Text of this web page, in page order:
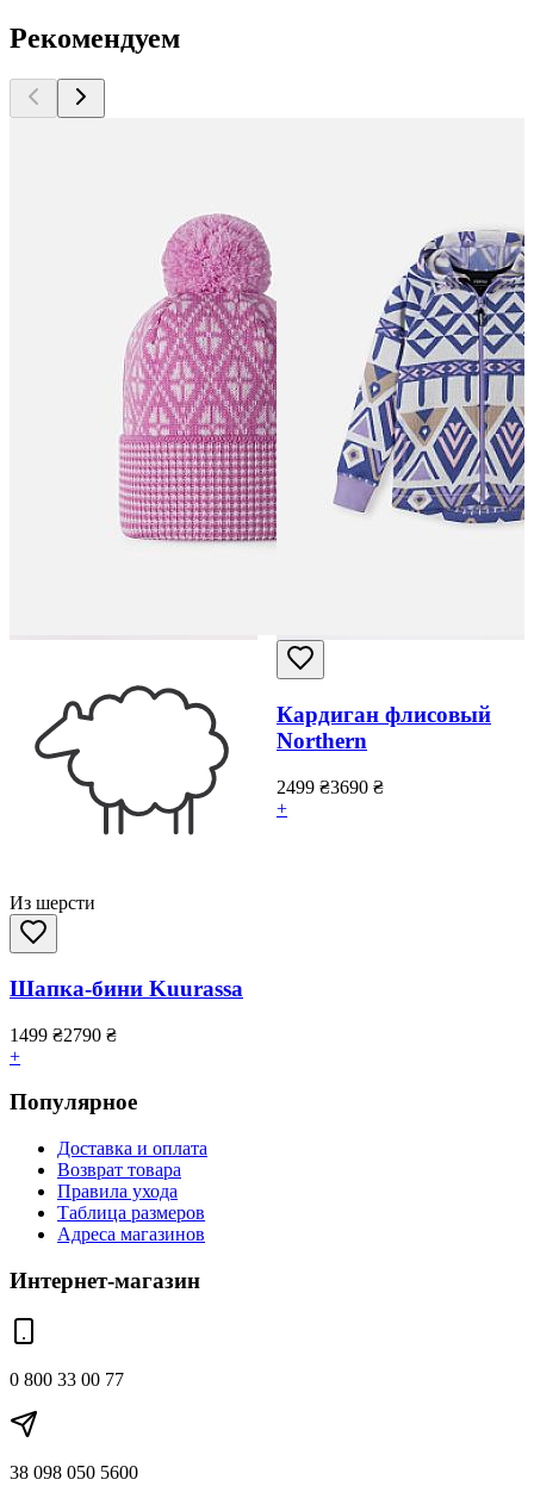
Рекомендуем
Из шерсти
Шапка-бини Kuurassa
1499 ₴2790 ₴
+
Кардиган флисовый
Northern
2499 ₴3690 ₴
+
Популярное
Доставка и оплата
Возврат товара
Правила ухода
Таблица размеров
Адреса магазинов
Интернет-магазин
0 800 33 00 77
38 098 050 5600